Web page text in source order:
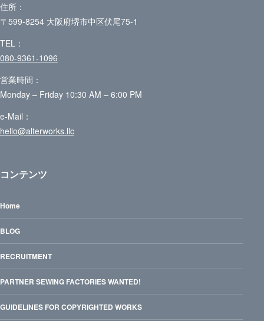
住所：
〒599-8254 大阪府堺市中区伏尾75-1
TEL：
080-9361-1096
営業時間：
Monday – Friday 10:30 AM – 6:00 PM
e-Mail：
hello@alterworks.llc
コンテンツ
Home
BLOG
RECRUITMENT
PARTNER SEWING FACTORIES WANTED!
GUIDELINES FOR COPYRIGHTED WORKS